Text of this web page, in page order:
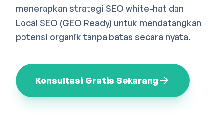
Bahasa Indonesia English 中文
menerapkan strategi SEO white-hat dan
Local SEO (GEO Ready) untuk mendatangkan
potensi organik tanpa batas secara nyata.
Konsultasi Gratis Sekarang arrow_forward